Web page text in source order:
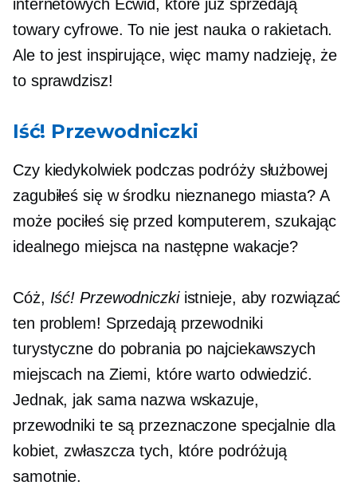
internetowych Ecwid, które już sprzedają
towary cyfrowe. To nie jest nauka o rakietach.
Ale to jest inspirujące, więc mamy nadzieję, że
to sprawdzisz!
Iść! Przewodniczki
Czy kiedykolwiek podczas podróży służbowej
zagubiłeś się w środku nieznanego miasta? A
może pociłeś się przed komputerem, szukając
idealnego miejsca na następne wakacje?
Cóż, Iść! Przewodniczkiistnieje, aby rozwiązać
ten problem! Sprzedają przewodniki
turystyczne do pobrania po najciekawszych
miejscach na Ziemi, które warto odwiedzić.
Jednak, jak sama nazwa wskazuje,
przewodniki te są przeznaczone specjalnie dla
kobiet, zwłaszcza tych, które podróżują
samotnie.